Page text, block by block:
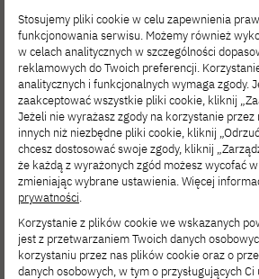
przez 10 mies. w
2300 zł (za miesiąc)
Studia drugiego stopnia
uzupełniające stacjonarne
Stosujemy pliki cookie w celu zapewnienia
funkcjonowania serwisu. Możemy również
w celach analitycznych w szczególności
reklamowych do Twoich preferencji.
analitycznych i funkcjonalnych wymaga zgody.
zaakceptować wszystkie pliki cookie, kliknij
Jeżeli nie wyrażasz zgody na korzystanie
innych niż niezbędne pliki cookie, kliknij
chcesz dostosować swoje zgody, kliknij
że każdą z wyrażonych zgód możesz wycofać
zmieniając wybrane ustawienia. Więcej
prywatności.
Korzystanie z plików cookie we wskazanych
jest z przetwarzaniem Twoich danych
korzystaniu przez nas plików cookie oraz o
danych osobowych, w tym o przysługujących